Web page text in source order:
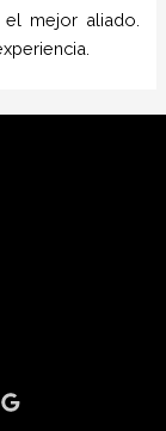
mejor aliado.